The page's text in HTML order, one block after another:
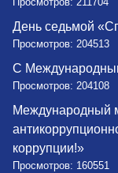
День седьмой
Просмотров: 204513
С
Просмотров: 204108
Международный
коррупции!»
Просмотров: 160551